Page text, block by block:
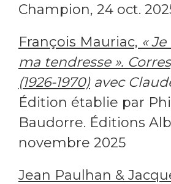
Champion, 24 oct.
François Mauriac, «
ma tendresse ».
(1926-1970)avec
Édition établie par
Baudorre. Éditions
novembre 2025
Jean Paulhan &